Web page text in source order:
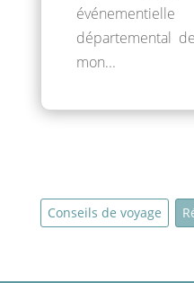
départemental
mon...
Conseils de voyage